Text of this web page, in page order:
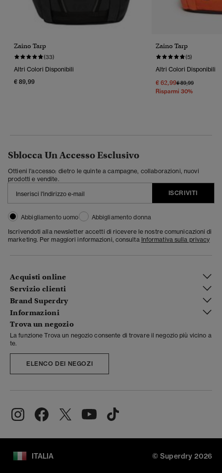
Zaino Tarp
(33)
Altri Colori Disponibili
€ 89,99
Zaino Tarp
(5)
Altri Colori Disponibili
€ 62,99Prezzo Ridotto Da
€ 89,99A
Risparmi 30%
Sblocca Un Accesso Esclusivo
Ottieni l'accesso: dietro le quinte a campagne, collaborazioni, nuovi
prodotti e vendite.
ISCRIVITI
Abbigliamento uomo
Abbigliamento donna
Iscrivendoti alla newsletter accetti di ricevere le nostre comunicazioni di
marketing. Per maggiori informazioni, consulta Informativa sulla privacy
Acquisti online
Servizio clienti
Brand Superdry
Informazioni
Trova un negozio
La funzione Trova un negozio consente di trovare il negozio più vicino a
te.
ELENCO DEI NEGOZI
ITALIA © Superdry 2026